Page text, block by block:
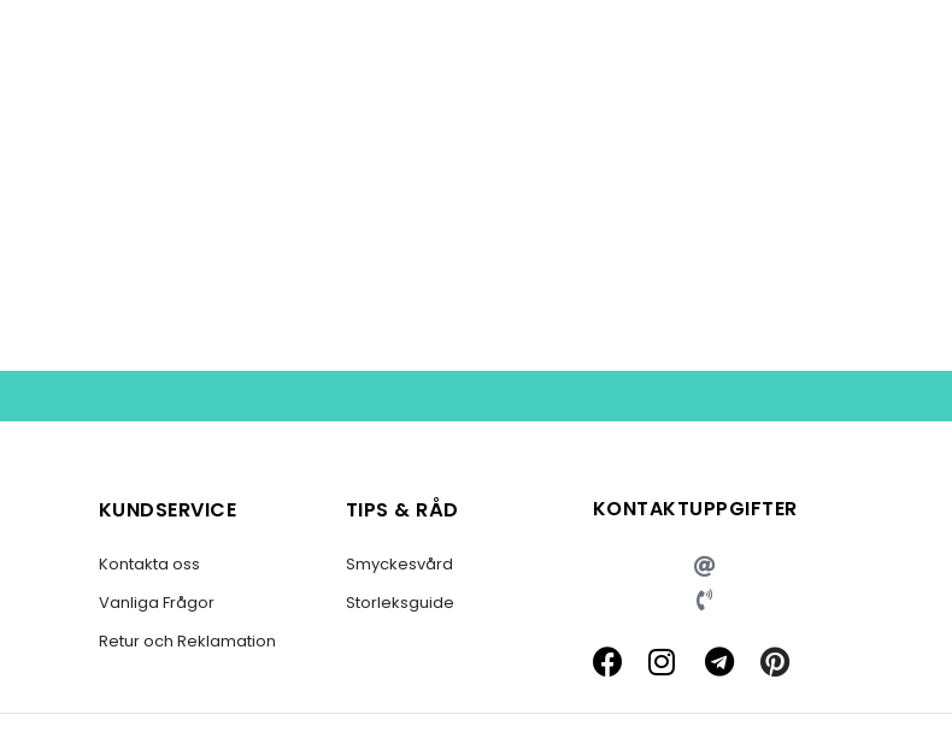
KUNDSERVICE
Kontakta oss
Vanliga Frågor
Retur och Reklamation
TIPS & RÅD
Smyckesvård
Storleksguide
KONTAKTUPPGIFTER